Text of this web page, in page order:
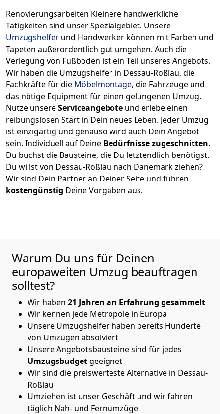
Renovierungsarbeiten Kleinere handwerkliche
Tätigkeiten sind unser Spezialgebiet. Unsere
Umzugshelfer und Handwerker können mit Farben und
Tapeten außerordentlich gut umgehen. Auch die
Verlegung von Fußböden ist ein Teil unseres Angebots.
Wir haben die Umzugshelfer in Dessau-Roßlau, die
Fachkräfte für die Möbelmontage, die Fahrzeuge und
das nötige Equipment für einen gelungenen Umzug.
Nutze unsereServiceangebote und erlebe einen
reibungslosen Start in Dein neues Leben. Jeder Umzug
ist einzigartig und genauso wird auch Dein Angebot
sein. Individuell auf Deine Bedürfnisse zugeschnitten.
Du buchst die Bausteine, die Du letztendlich benötigst.
Du willst von Dessau-Roßlau nach Dänemarkziehen?
Wir sind Dein Partner an Deiner Seite und führen
kostengünstig Deine Vorgaben aus.
Warum Du uns für Deinen
europaweiten Umzug beauftragen
solltest?
Wir haben 21 Jahren an Erfahrung gesammelt
Wir kennen jede Metropole in Europa
Unsere Umzugshelfer haben bereits Hunderte
von Umzügen absolviert
Unsere Angebotsbausteine sind für jedes
Umzugsbudgetgeeignet
Wir sind die preiswerteste Alternative in Dessau-
Roßlau
Umziehen ist unser Geschäft und wir fahren
täglich Nah- und Fernumzüge